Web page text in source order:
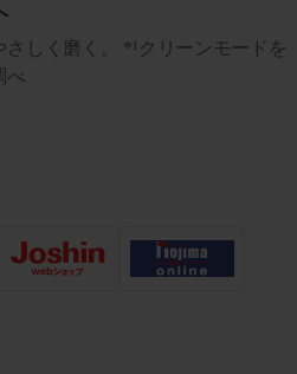
しく磨く。 *¹クリーンモードを
べ